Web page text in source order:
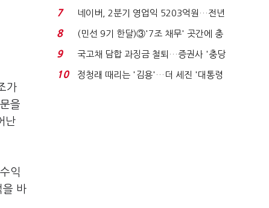
가
을
난
익
을 바
빈 매대 채우며 문 연 ...
7
네이버, 2분기 영업익 5203억원…전년
비 0.2% 감소...
8
(민선 9기 한달)③'7조 채무' 곳간에 충
격…추미애, 20년...
9
국고채 담합 과징금 철퇴…증권사 '충당
금 폭탄' 우려...
10
정청래 때리는 '김용'…더 세진 '대통령